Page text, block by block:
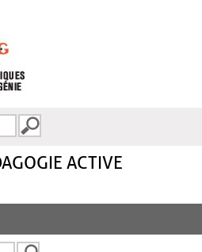
ACTIVE